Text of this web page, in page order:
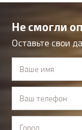
Не смогли
Оставьте свои
Ваше имя
Ваш телефон